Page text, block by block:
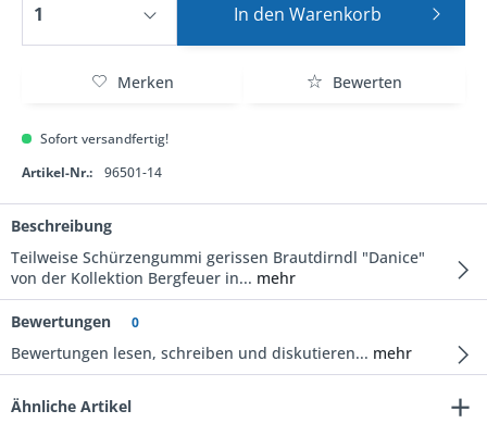
In den Warenkorb
Merken Bewerten
Sofort versandfertig!
Artikel-Nr.:
96501-14
Beschreibung
Teilweise Schürzengummi gerissen Brautdirndl "Danice"
von der Kollektion Bergfeuer in... mehr
Bewertungen 0
Bewertungen lesen, schreiben und diskutieren... mehr
Ähnliche Artikel